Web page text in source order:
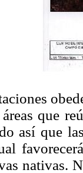
áreas que
así que
nativas.